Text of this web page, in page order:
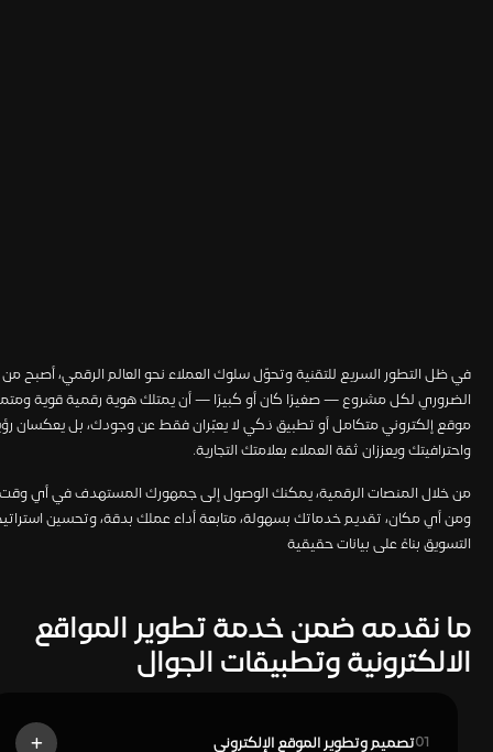
في ظل التطور السريع للتقنية وتحوّل سلوك العملاء نحو العالم الرقمي، أصبح من
الضروري لكل مشروع — صغيرًا كان أو كبيرًا — أن يمتلك هوية رقمية قوية
موقع إلكتروني متكامل أو تطبيق ذكي لا يعبّران فقط عن وجودك، بل يعكسان
واحترافيتك ويعززان ثقة العملاء بعلامتك التجارية.
من خلال المنصات الرقمية، يمكنك الوصول إلى جمهورك المستهدف في أي وقت
ومن أي مكان، تقديم خدماتك بسهولة، متابعة أداء عملك بدقة، وتحسين
التسويق بناءً على بيانات حقيقية
ما نقدمه ضمن خدمة تطوير المواقع
الالكترونية وتطبيقات الجوال​
01تصميم وتطوير الموقع الإلكتروني